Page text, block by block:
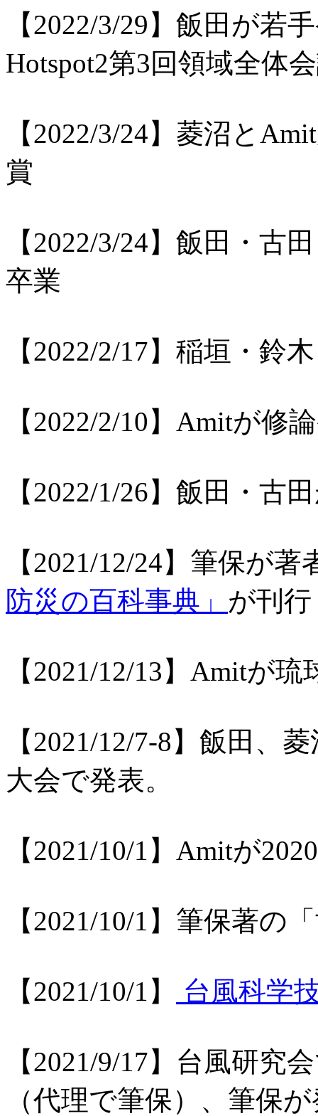
【2022/3/29】飯田が若
Hotspot2第3回領域全体
【2022/3/24】菱沼と
賞
【2022/3/24】飯田・古
卒業
【2022/2/17】稲垣・
【2022/2/10】Amitが
【2022/1/26】飯田・
【2021/12/24】筆保が
防災の百科事典」 が刊行
【2021/12/13】Amitが
【2021/12/7-8】飯田、
大会で発表。
【2021/10/1】Amitが
【2021/10/1】筆保著の
【2021/10/1】 台風科学
【2021/9/17】台風研究
（代理で筆保）、筆保